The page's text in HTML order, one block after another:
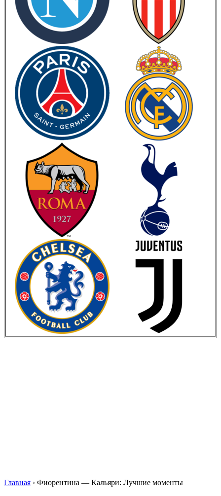
Главная › Фиорентина — Кальяри: Лучшие моменты